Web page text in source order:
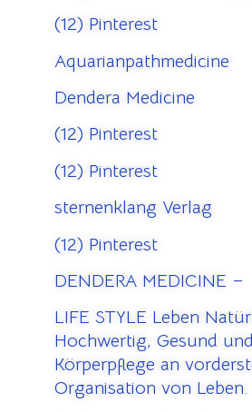
(12) Pinterest
Aquarianpathmedicine
Dendera Medicine
(12) Pinterest
(12) Pinterest
sternenklang Verlag
(12) Pinterest
DENDERA MEDICINE –
LIFE STYLE Leben
Hochwertig, Gesund und
Körperpflege an
Organisation von Leben.